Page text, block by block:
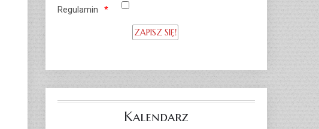
Regulamin
Kalendarz
Previous
Year
Previous
Month
Next
Year
Next
Month